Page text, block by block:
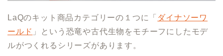
LaQのキット商品カテゴリーの１つに「 ダイナソーワ
ールド 」という恐竜や古代生物をモチーフにしたモデ
ルがつくれるシリーズがあります。